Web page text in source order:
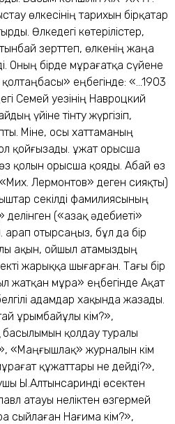
өлкесінің тарихын бірқатар
Өлкедегі көтерілістер,
зерттеп, өлкенің жаңа
Оның бірде мұрағатқа сүйене
еңбегінде: «...1903
Семей уезінің Навроцкий
үйіне тінту жүргізіп,
Міне, осы хаттаманың
қойғызады. Құжат орысша
қолын орысша қояды. Абай өз
Лермонтов» деген сияқты)
секілді фамилиясының
(«Қазақ әдебиеті»
отырсаңыз, бұл да бір
ақын, ойшыл атамыздың
жарыққа шығарған. Тағы бір
жатқан мұра» еңбегінде Ақат
адамдар хақында жазады.
Құрымбайұлы кім?»,
басылымын қолдау туралы
«Маңғышлақ» журналын кім
құжаттары не дейді?»,
Ы.Алтынсаринді өсектен
атауы неліктен өзгермей
сыйлаған Нағима кім?»,